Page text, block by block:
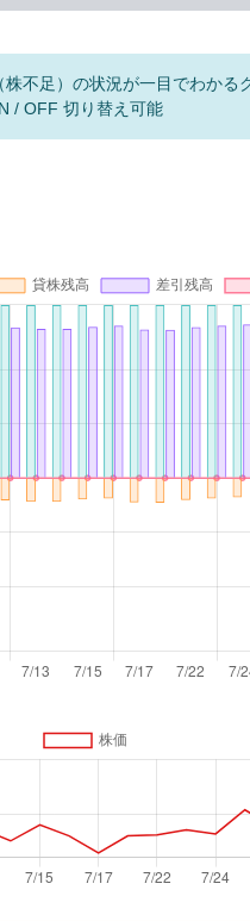
株不足）の状況が一目でわかる
/ OFF 切り替え可能